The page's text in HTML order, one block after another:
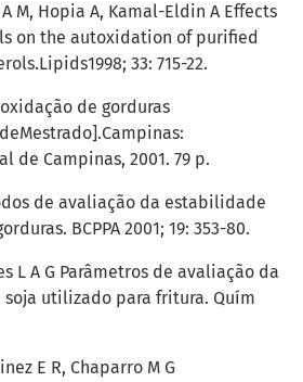
M, Hopia A, Kamal-Eldin A Effects
on the autoxidation of purified
33: 715-22.
de gorduras
de Campinas, 2001. 79 p.
de avaliação da estabilidade
BCPPA 2001; 19: 353-80.
L A G Parâmetros de avaliação da
utilizado para fritura. Quím
E R, Chaparro M G